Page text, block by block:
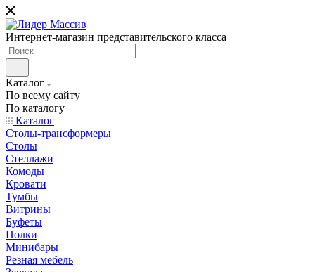
Интернет-магазин представительского класса
Каталог
По всему сайту
По каталогу
Каталог
Столы-трансформеры
Столы
Стеллажи
Комоды
Кровати
Тумбы
Витрины
Буфеты
Полки
Минибары
Резная мебель